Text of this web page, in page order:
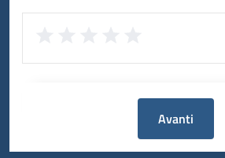
Avanti